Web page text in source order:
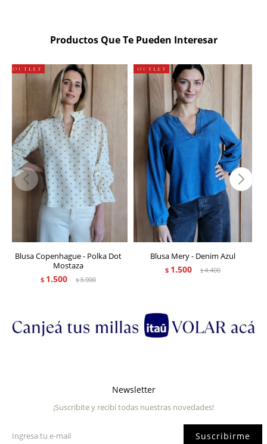
Productos Que Te Pueden Interesar
Blusa Copenhague - Polka Dot
Mostaza
$ 1.500 $3.900
Blusa Mery - Denim Azul
$ 1.500 $4.400
Newsletter
¡Suscribite y recibí todas nuestras novedades!
Suscribirme